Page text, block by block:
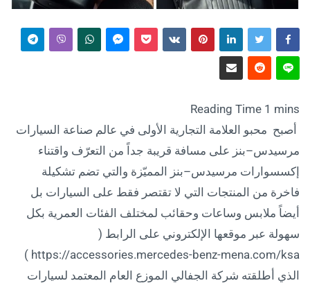
أصبح محبو العلامة التجارية الأولى في عالم صناعة السيارات
مرسيدس–بنز على مسافة قريبة جداً من التعرّف واقتناء
إكسسوارات مرسيدس–بنز المميّزة والتي تضم تشكيلة
فاخرة من المنتجات التي لا تقتصر فقط على السيارات بل
أيضاً ملابس وساعات وحقائب لمختلف الفئات العمرية بكل
سهولة عبر موقعها الإلكتروني على الرابط (
https://accessories.mercedes-benz-mena.com/ksa )
الذي أطلقته شركة الجفالي الموزع العام المعتمد لسيارات